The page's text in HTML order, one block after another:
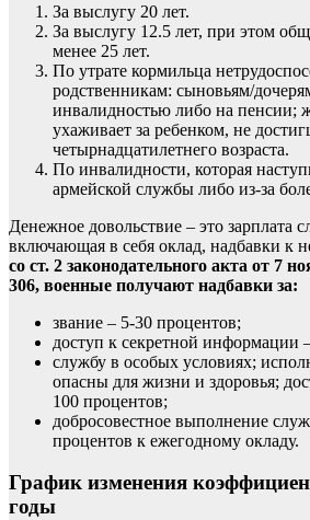
За выслугу 20 лет.
За выслугу 12.5 лет, при этом
менее 25 лет.
По утрате кормильца
родственникам: сыновьям/
инвалидностью либо на пенсии;
ухаживает за ребенком, не
четырнадцатилетнего возраста.
По инвалидности, которая
армейской службы либо из-за
Денежное довольствие – это зарплата
включающая в себя оклад, надбавки к
со ст. 2 законодательного акта от 7
306, военные получают надбавки за:
звание – 5-30 процентов;
доступ к секретной информации
службу в особых условиях;
опасны для жизни и здоровья;
100 процентов;
добросовестное выполнение
процентов к ежегодному окладу.
График изменения
годы